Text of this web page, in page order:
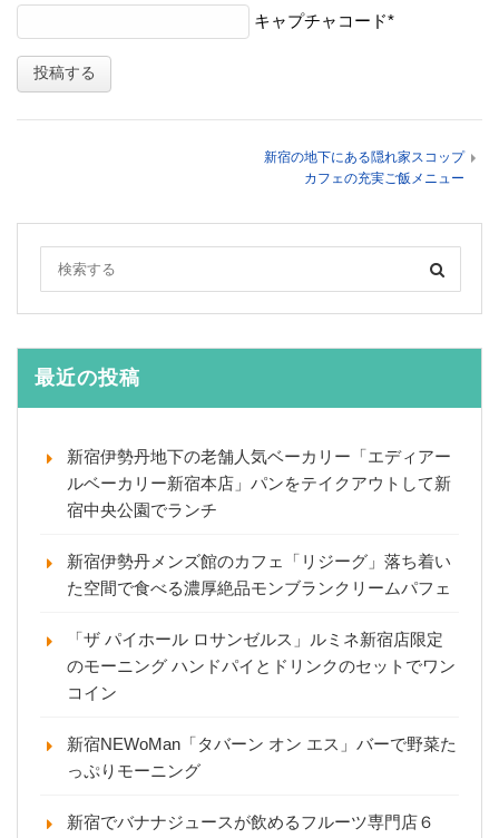
キャプチャコード*
新宿の地下にある隠れ家スコップ
カフェの充実ご飯メニュー
最近の投稿
新宿伊勢丹地下の老舗人気ベーカリー「エディアー
ルベーカリー新宿本店」パンをテイクアウトして新
宿中央公園でランチ
新宿伊勢丹メンズ館のカフェ「リジーグ」落ち着い
た空間で食べる濃厚絶品モンブランクリームパフェ
「ザ パイホール ロサンゼルス」ルミネ新宿店限定
のモーニング ハンドパイとドリンクのセットでワン
コイン
新宿NEWoMan「タバーン オン エス」バーで野菜た
っぷりモーニング
新宿でバナナジュースが飲めるフルーツ専門店６